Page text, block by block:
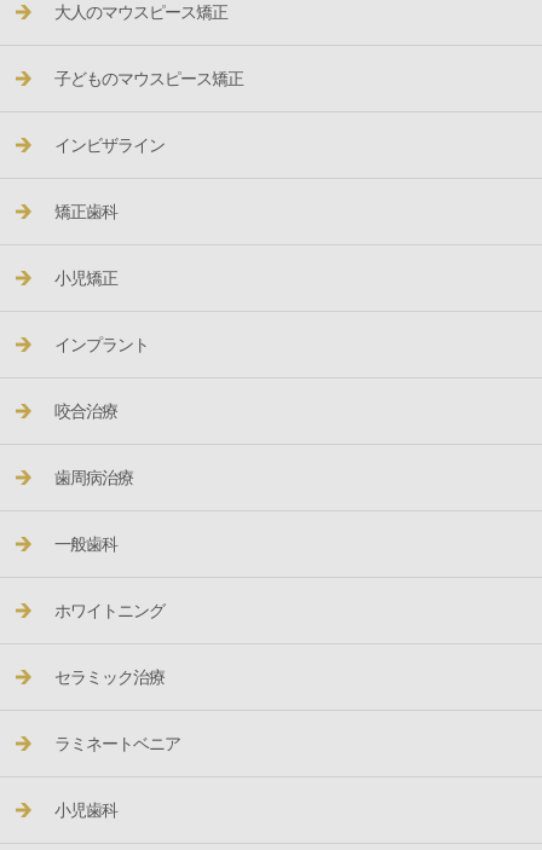
大人のマウスピース矯正
子どものマウスピース矯正
インビザライン
矯正歯科
小児矯正
インプラント
咬合治療
歯周病治療
一般歯科
ホワイトニング
セラミック治療
ラミネートベニア
小児歯科